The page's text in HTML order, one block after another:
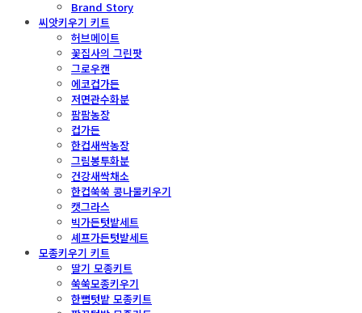
Brand Story
씨앗키우기 키트
허브메이트
꽃집사의 그린팟
그로우캔
에코컵가든
저면관수화분
팜팜농장
컵가든
한컵새싹농장
그림봉투화분
건강새싹채소
한컵쑥쑥 콩나물키우기
캣그라스
빅가든텃밭세트
셰프가든텃밭세트
모종키우기 키트
딸기 모종키트
쑥쑥모종키우기
한뼘텃밭 모종키트